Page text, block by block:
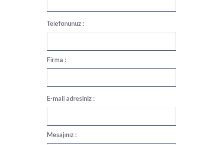
Telefonunuz :
Firma :
E-mail adresiniz :
Mesajınız :